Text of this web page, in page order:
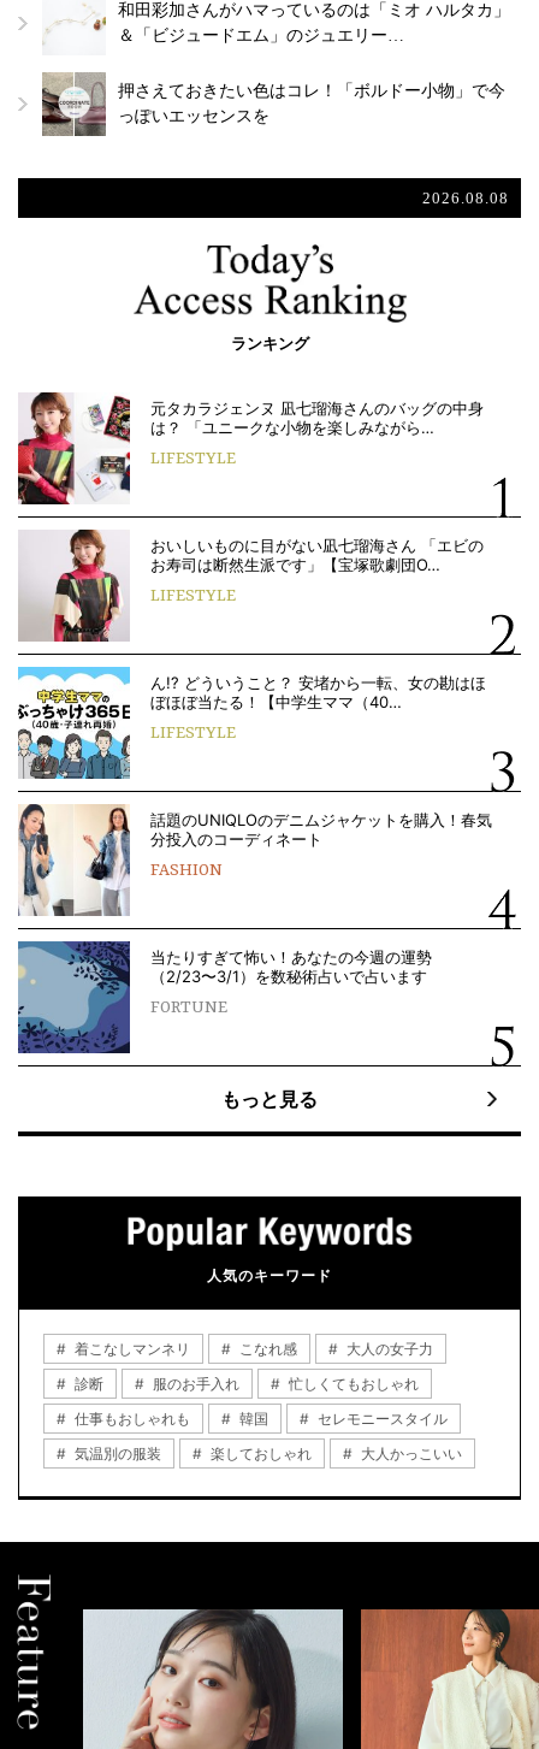
和田彩加さんがハマっているのは「ミオ ハルタカ」
＆「ビジュードエム」のジュエリー…
押さえておきたい色はコレ！「ボルドー小物」で今
っぽいエッセンスを
2026.08.08
ランキング
元タカラジェンヌ 凪七瑠海さんのバッグの中身
は？ 「ユニークな小物を楽しみながら…
LIFESTYLE
おいしいものに目がない凪七瑠海さん 「エビの
お寿司は断然生派です」【宝塚歌劇団O…
LIFESTYLE
ん!? どういうこと？ 安堵から一転、女の勘はほ
ぼほぼ当たる！【中学生ママ（40…
LIFESTYLE
話題のUNIQLOのデニムジャケットを購入！春気
分投入のコーディネート
FASHION
当たりすぎて怖い！あなたの今週の運勢
（2/23〜3/1）を数秘術占いで占います
FORTUNE
もっと見る
人気のキーワード
着こなしマンネリ こなれ感
大人の女子力
診断
服のお手入れ
忙しくてもおしゃれ
仕事もおしゃれも
韓国
セレモニースタイル
気温別の服装
楽しておしゃれ 大人かっこいい